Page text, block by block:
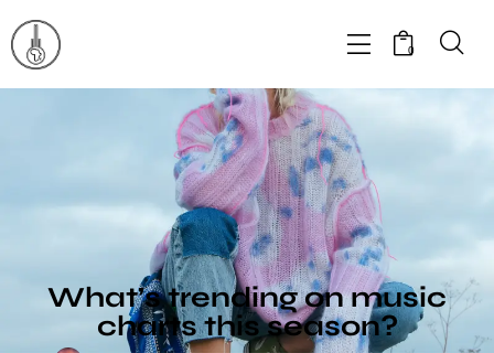
0
FESTIVALS
What’s trending on music
charts this season?